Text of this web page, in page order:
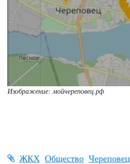
Изображение: мойчереповец.рф
ЖКХ Общество Череповец